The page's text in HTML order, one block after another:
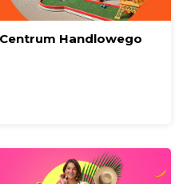
Handlowego